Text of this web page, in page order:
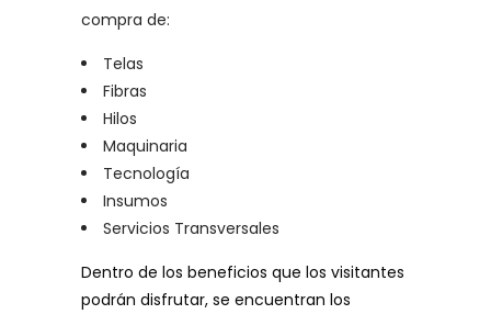
compra de:
Telas
Fibras
Hilos
Maquinaria
Tecnología
Insumos
Servicios Transversales
Dentro de los beneficios que los visitantes
podrán disfrutar, se encuentran los